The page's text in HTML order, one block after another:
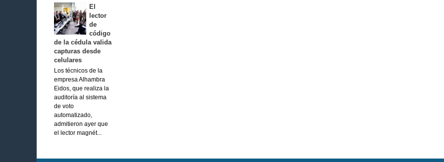
El
lector
de
código
de la cédula valida
capturas desde
celulares
Los técnicos de la
empresa Alhambra
Eidos, que realiza la
auditoría al sistema
de voto
automatizado,
admitieron ayer que
el lector magnét...